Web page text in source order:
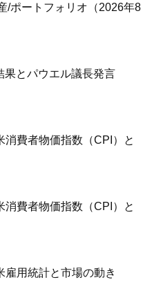
/ポートフォリオ（2026年8
果とパウエル議長発言
消費者物価指数（CPI）と
消費者物価指数（CPI）と
雇用統計と市場の動き